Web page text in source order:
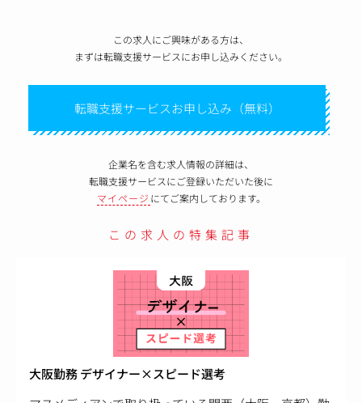
この求人にご興味がある方は、
まずは転職支援サービスにお申し込みください。
転職支援サービスお申し込み（無料）
企業名を含む求人情報の詳細は、
転職支援サービスにご登録いただいた後に
マイページ にてご案内しております。
この求人の特集記事
大阪勤務 デザイナー×スピード選考